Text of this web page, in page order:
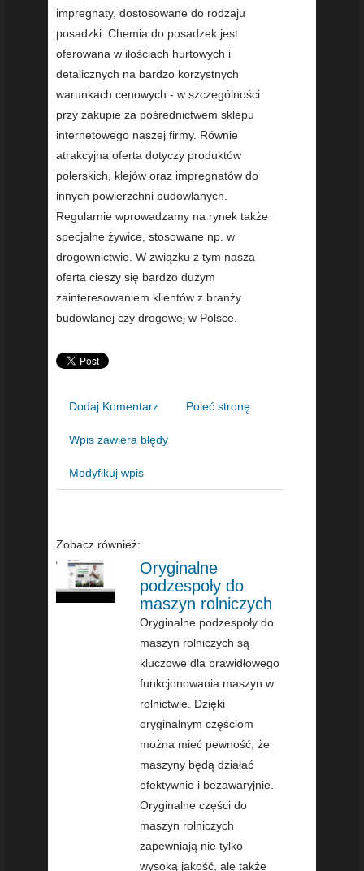
impregnaty, dostosowane do rodzaju
posadzki. Chemia do posadzek jest
oferowana w ilościach hurtowych i
detalicznych na bardzo korzystnych
warunkach cenowych - w szczególności
przy zakupie za pośrednictwem sklepu
internetowego naszej firmy. Równie
atrakcyjna oferta dotyczy produktów
polerskich, klejów oraz impregnatów do
innych powierzchni budowlanych.
Regularnie wprowadzamy na rynek także
specjalne żywice, stosowane np. w
drogownictwie. W związku z tym nasza
oferta cieszy się bardzo dużym
zainteresowaniem klientów z branży
budowlanej czy drogowej w Polsce.
Dodaj Komentarz Poleć stronę
Wpis zawiera błędy
Modyfikuj wpis
Zobacz również:
Oryginalne
podzespoły do
maszyn rolniczych
Oryginalne podzespoły do
maszyn rolniczych są
kluczowe dla prawidłowego
funkcjonowania maszyn w
rolnictwie. Dzięki
oryginalnym częściom
można mieć pewność, że
maszyny będą działać
efektywnie i bezawaryjnie.
Oryginalne części do
maszyn rolniczych
zapewniają nie tylko
wysoką jakość, ale także